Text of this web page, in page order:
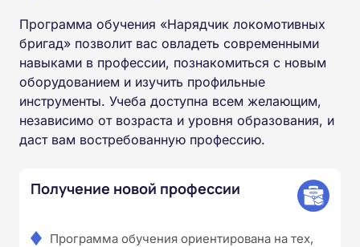
Программа обучения «Нарядчик локомотивных
бригад» позволит вас овладеть современными
навыками в профессии, познакомиться с новым
оборудованием и изучить профильные
инструменты. Учеба доступна всем желающим,
независимо от возраста и уровня образования, и
даст вам востребованную профессию.
Получение новой профессии
Программа обучения ориентирована на тех,